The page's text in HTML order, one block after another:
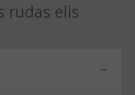
rudas elis
−